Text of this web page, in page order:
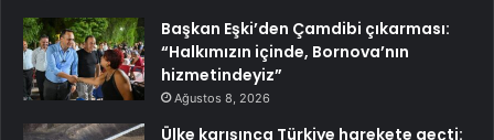
Başkan Eşki’den Çamdibi çıkarması:
“Halkımızın içinde, Bornova’nın
hizmetindeyiz”
Ağustos 8, 2026
Ülke karışınca Türkiye harekete geçti: